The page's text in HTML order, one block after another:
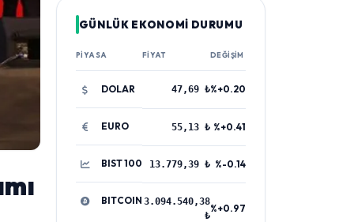
GÜNLÜK EKONOMİ DURUMU
PIYASA FIYAT DEĞIŞIM
DOLAR 47,69 ₺%+0.20
EURO 55,13 ₺ %+0.41
BIST 100 13.779,39 ₺ %-0.14
BITCOIN 3.094.540,38
₺
%+0.97